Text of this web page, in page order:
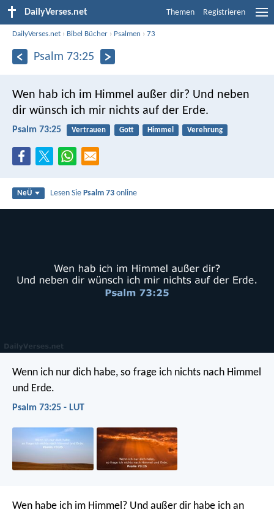
DailyVerses.net Themen Registrieren
DailyVerses.net › Bibel Bücher › Psalmen ›73
Psalm 73:25
Wen hab ich im Himmel außer dir? Und neben
dir wünsch ich mir nichts auf der Erde.
Psalm 73:25 Vertrauen Gott Himmel Verehrung
NeÜ Lesen SiePsalm 73 online
Wenn ich nur dich habe, so frage ich nichts nach Himmel
und Erde.
Psalm 73:25 - LUT
Wen habe ich im Himmel? Und außer dir habe ich an